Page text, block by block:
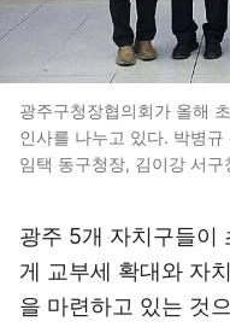
광주구청장협의회가 올해
인사를 나누고 있다. 박병
임택 동구청장, 김이강 서
광주 5개 자치구들이
게 교부세 확대와 자
을 마련하고 있는 것